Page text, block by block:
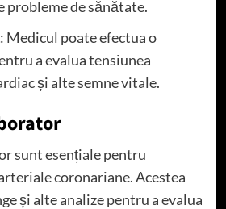
probleme de sănătate.
: Medicul poate efectua o
a evalua tensiunea
și alte semne vitale.
sunt esențiale pentru
coronariane. Acestea
și alte analize pentru a evalua